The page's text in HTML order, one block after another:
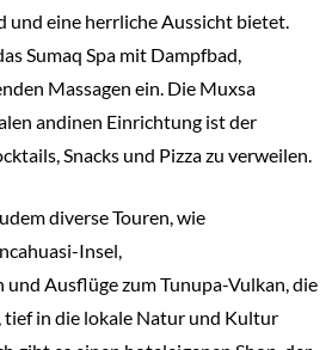
eine herrliche Aussicht bietet.
Sumaq Spa mit Dampfbad,
Massagen ein. Die Muxsa
andinen Einrichtung ist der
Snacks und Pizza zu verweilen.
diverse Touren, wie
Insel,
Ausflüge zum Tunupa-Vulkan, die
tief in die lokale Natur und Kultur